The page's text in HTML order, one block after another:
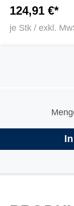
124,91 €*
je Stk / exkl.